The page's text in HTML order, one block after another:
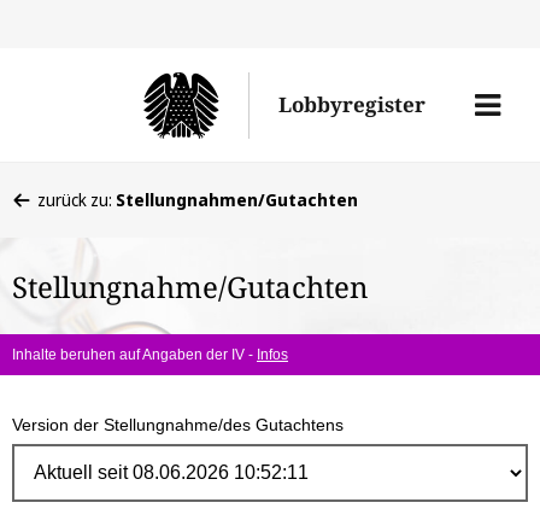
Lobbyregister
Menü
befinden
hier:
zurück zu: Stellungnahmen/Gutachten
Stellungnahme/Gutachten
Inhalte beruhen auf Angaben der IV - Infos
Version der Stellungnahme/des Gutachtens